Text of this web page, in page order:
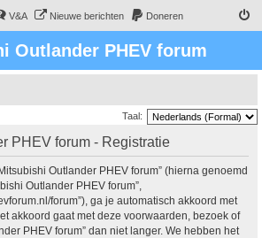
V&A Nieuwe berichten Doneren
Outlander PHEV forum
Taal:
PHEV forum - Registratie
Outlander PHEV forum” (hierna genoemd
Outlander PHEV forum”,
forum”), ga je automatisch akkoord met
akkoord gaat met deze voorwaarden, bezoek of
PHEV forum” dan niet langer. We hebben het